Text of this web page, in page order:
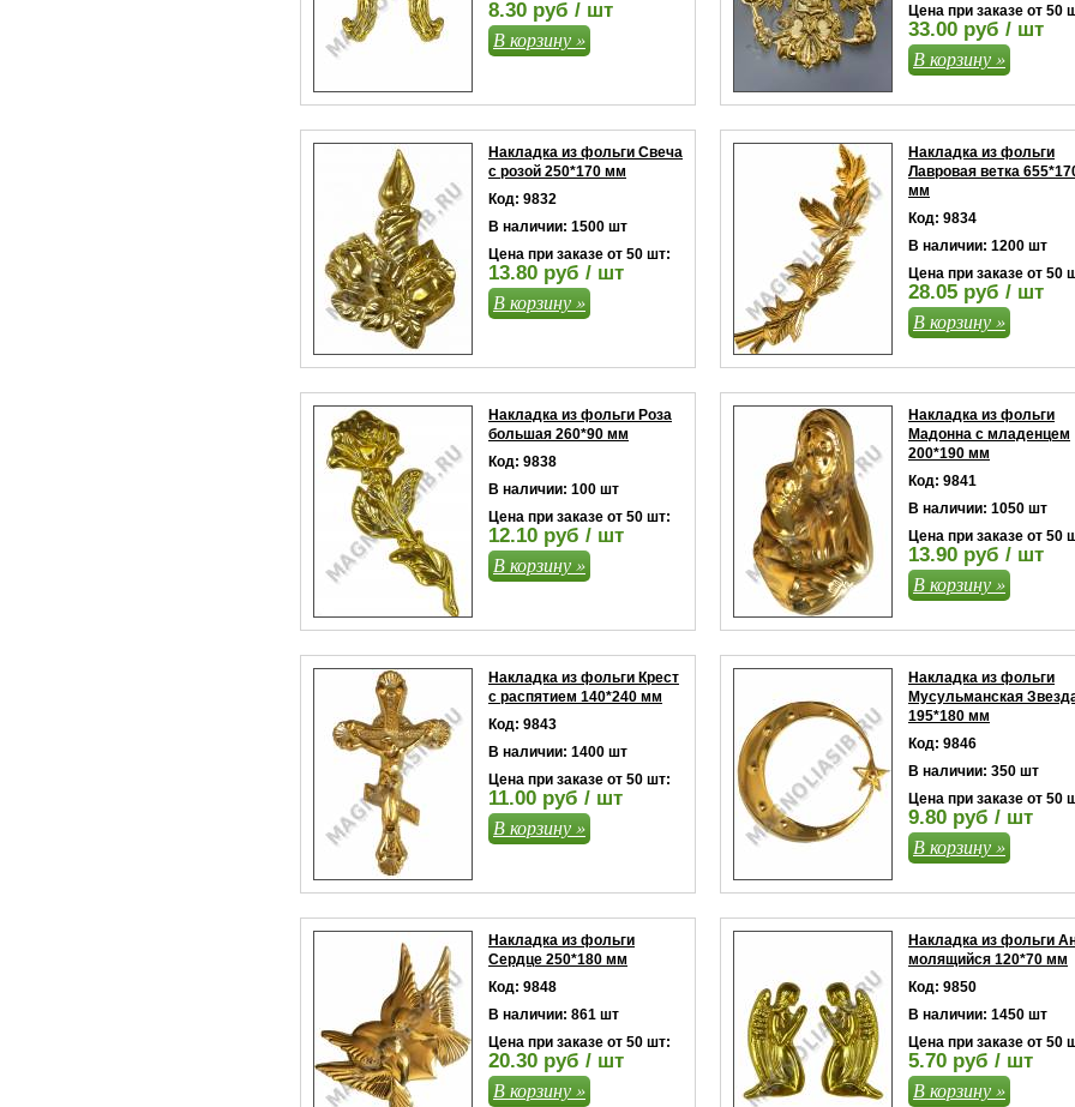
8.30 руб / шт
В корзину »
Цена при заказе от 50
33.00 руб / шт
В корзину »
Накладка из фольги Свеча
с розой 250*170 мм
Код: 9832
В наличии: 1500 шт
Цена при заказе от 50 шт:
13.80 руб / шт
В корзину »
Накладка из фольги
Лавровая ветка
мм
Код: 9834
В наличии: 1200 шт
Цена при заказе от 50
28.05 руб / шт
В корзину »
Накладка из фольги Роза
большая 260*90 мм
Код: 9838
В наличии: 100 шт
Цена при заказе от 50 шт:
12.10 руб / шт
В корзину »
Накладка из фольги
Мадонна с младенцем
200*190 мм
Код: 9841
В наличии: 1050 шт
Цена при заказе от 50
13.90 руб / шт
В корзину »
Накладка из фольги Крест
с распятием 140*240 мм
Код: 9843
В наличии: 1400 шт
Цена при заказе от 50 шт:
11.00 руб / шт
В корзину »
Накладка из фольги
Мусульманская
195*180 мм
Код: 9846
В наличии: 350 шт
Цена при заказе от 50
9.80 руб / шт
В корзину »
Накладка из фольги
Сердце 250*180 мм
Код: 9848
В наличии: 861 шт
Цена при заказе от 50 шт:
20.30 руб / шт
В корзину »
Накладка из фольги
молящийся 120*70 мм
Код: 9850
В наличии: 1450 шт
Цена при заказе от 50
5.70 руб / шт
В корзину »